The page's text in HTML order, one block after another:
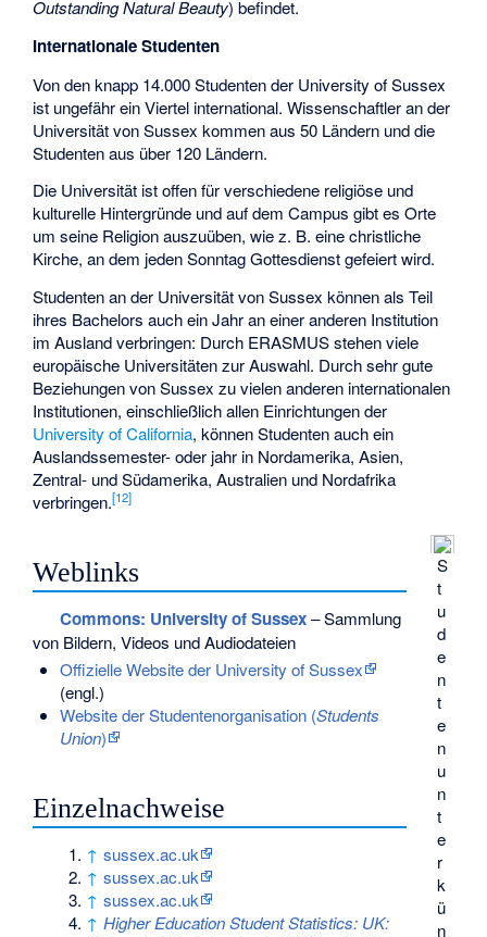
Outstanding Natural Beauty) befindet.
Internationale Studenten
Von den knapp 14.000 Studenten der University of Sussex
ist ungefähr ein Viertel international. Wissenschaftler an der
Universität von Sussex kommen aus 50 Ländern und die
Studenten aus über 120 Ländern.
Die Universität ist offen für verschiedene religiöse und
kulturelle Hintergründe und auf dem Campus gibt es Orte
um seine Religion auszuüben, wie z. B. eine christliche
Kirche, an dem jeden Sonntag Gottesdienst gefeiert wird.
Studenten an der Universität von Sussex können als Teil
ihres Bachelors auch ein Jahr an einer anderen Institution
im Ausland verbringen: Durch ERASMUS stehen viele
europäische Universitäten zur Auswahl. Durch sehr gute
Beziehungen von Sussex zu vielen anderen internationalen
Institutionen, einschließlich allen Einrichtungen der
University of California, können Studenten auch ein
Auslandssemester- oder jahr in Nordamerika, Asien,
Zentral- und Südamerika, Australien und Nordafrika
verbringen.[12]
S
t
u
d
e
n
t
e
n
u
n
t
e
r
k
ü
n
Weblinks
Commons: University of Sussex– Sammlung
von Bildern, Videos und Audiodateien
Offizielle Website der University of Sussex
(engl.)
Website der Studentenorganisation (Students
Union)
Einzelnachweise
↑ sussex.ac.uk
↑ sussex.ac.uk
↑ sussex.ac.uk
↑ Higher Education Student Statistics: UK: